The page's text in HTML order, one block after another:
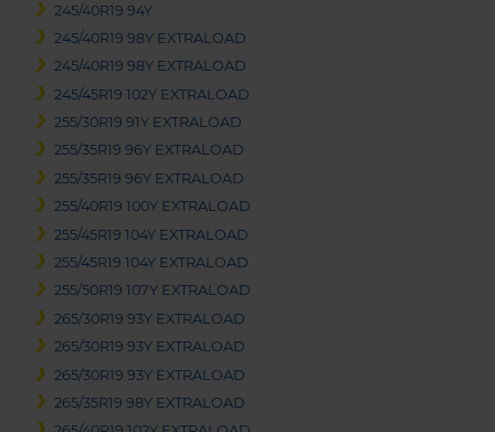
245/40R19 94Y
245/40R19 98Y EXTRALOAD
245/40R19 98Y EXTRALOAD
245/45R19 102Y EXTRALOAD
255/30R19 91Y EXTRALOAD
255/35R19 96Y EXTRALOAD
255/35R19 96Y EXTRALOAD
255/40R19 100Y EXTRALOAD
255/45R19 104Y EXTRALOAD
255/45R19 104Y EXTRALOAD
255/50R19 107Y EXTRALOAD
265/30R19 93Y EXTRALOAD
265/30R19 93Y EXTRALOAD
265/30R19 93Y EXTRALOAD
265/35R19 98Y EXTRALOAD